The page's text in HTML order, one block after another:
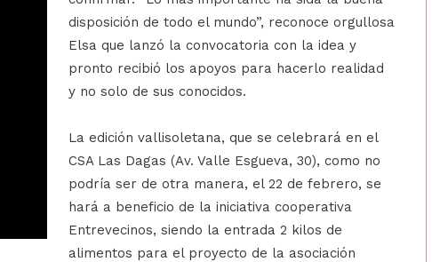
disposición de todo el mundo”, reconoce orgullosa
Elsa que lanzó la convocatoria con la idea y
pronto recibió los apoyos para hacerlo realidad
y no solo de sus conocidos.
La edición vallisoletana, que se celebrará en el
CSA Las Dagas (Av. Valle Esgueva, 30), como no
podría ser de otra manera, el 22 de febrero, se
hará a beneficio de la iniciativa cooperativa
Entrevecinos, siendo la entrada 2 kilos de
alimentos para el proyecto de la asociación